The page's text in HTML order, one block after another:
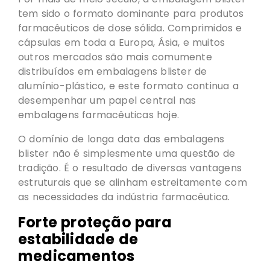
tem sido o formato dominante para produtos
farmacêuticos de dose sólida. Comprimidos e
cápsulas em toda a Europa, Ásia, e muitos
outros mercados são mais comumente
distribuídos em embalagens blister de
alumínio-plástico, e este formato continua a
desempenhar um papel central nas
embalagens farmacêuticas hoje.
O domínio de longa data das embalagens
blister não é simplesmente uma questão de
tradição. É o resultado de diversas vantagens
estruturais que se alinham estreitamente com
as necessidades da indústria farmacêutica.
Forte proteção para
estabilidade de
medicamentos